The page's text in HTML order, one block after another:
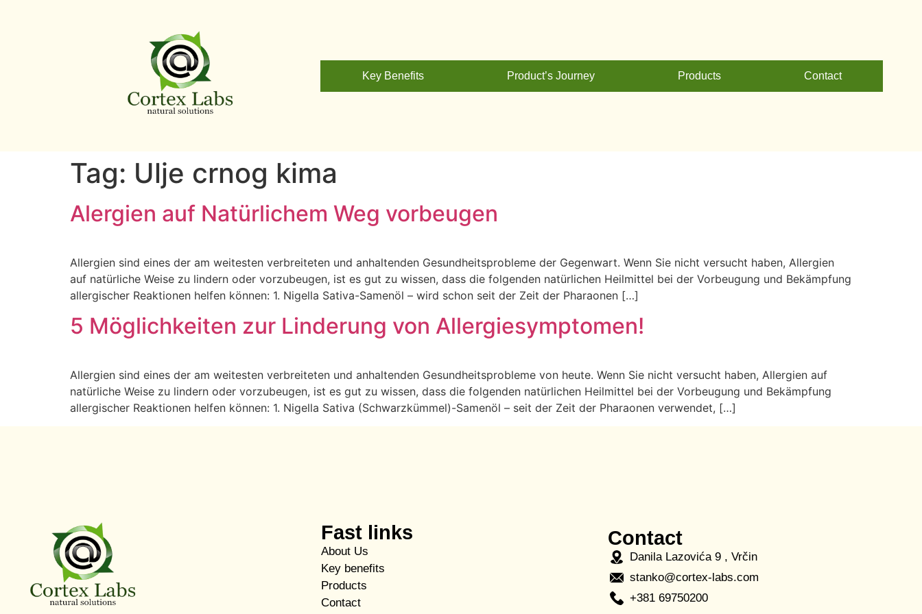
Key Benefits Product’s Journey Products Contact
Tag: Ulje crnog kima
Alergien auf Natürlichem Weg vorbeugen
Allergien sind eines der am weitesten verbreiteten und anhaltenden Gesundheitsprobleme der Gegenwart. Wenn Sie nicht versucht haben, Allergien
auf natürliche Weise zu lindern oder vorzubeugen, ist es gut zu wissen, dass die folgenden natürlichen Heilmittel bei der Vorbeugung und Bekämpfung
allergischer Reaktionen helfen können: 1. Nigella Sativa-Samenöl – wird schon seit der Zeit der Pharaonen […]
5 Möglichkeiten zur Linderung von Allergiesymptomen!
Allergien sind eines der am weitesten verbreiteten und anhaltenden Gesundheitsprobleme von heute. Wenn Sie nicht versucht haben, Allergien auf
natürliche Weise zu lindern oder vorzubeugen, ist es gut zu wissen, dass die folgenden natürlichen Heilmittel bei der Vorbeugung und Bekämpfung
allergischer Reaktionen helfen können: 1. Nigella Sativa (Schwarzkümmel)-Samenöl – seit der Zeit der Pharaonen verwendet, […]
Fast links
About Us
Key benefits
Products
Contact
Contact
Danila Lazovića 9 , Vrčin
stanko@cortex-labs.com
+381 69750200